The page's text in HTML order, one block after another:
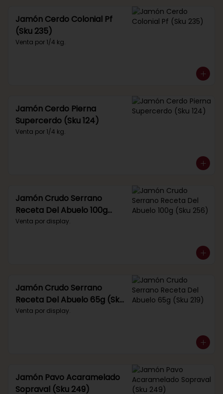
Jamón Cerdo Colonial Pf
(Sku 235)
Venta por 1/4 kg.
Jamón Cerdo Pierna
Supercerdo (Sku 124)
Venta por 1/4 kg.
Jamón Crudo Serrano
Receta Del Abuelo 100g
(Sku 256)
Venta por display.
Jamón Crudo Serrano
Receta Del Abuelo 65g (Sku
219)
Venta por display.
Jamón Pavo Acaramelado
Sopraval (Sku 249)